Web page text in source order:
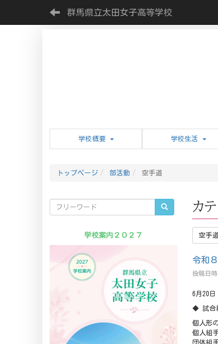
群馬県立太田女子高等学校
学校概要 学校生活
トップページ 部活動 空手道
カ
空手
令和
投稿日
6月20
◆ 試合
個人形
個人組
学校案内２０２７